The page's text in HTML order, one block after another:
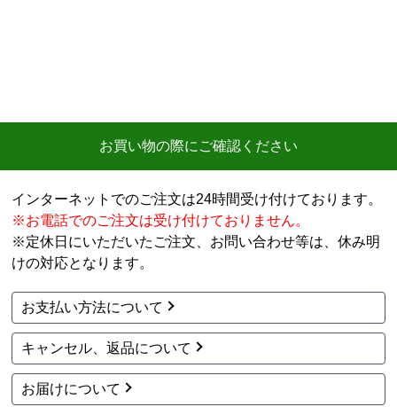
お買い物の際にご確認ください
インターネットでのご注文は24時間受け付けております。
※お電話でのご注文は受け付けておりません。
※定休日にいただいたご注文、お問い合わせ等は、休み明
けの対応となります。
お支払い方法について
キャンセル、返品について
お届けについて